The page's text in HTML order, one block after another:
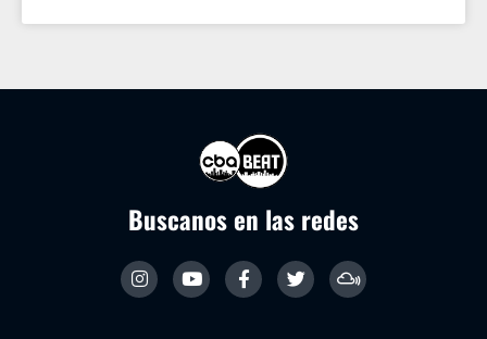
Buscanos en las redes